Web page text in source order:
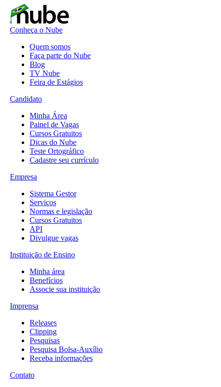
Conheça o Nube
Quem somos
Faça parte do Nube
Blog
TV Nube
Feira de Estágios
Candidato
Minha Área
Painel de Vagas
Cursos Gratuitos
Dicas do Nube
Teste Ortográfico
Cadastre seu currículo
Empresa
Sistema Gestor
Serviços
Normas e legislação
Cursos Gratuitos
API
Divulgue vagas
Instituição de Ensino
Minha área
Benefícios
Associe sua instituição
Imprensa
Releases
Clipping
Pesquisas
Pesquisa Bolsa-Auxílio
Receba informações
Contato